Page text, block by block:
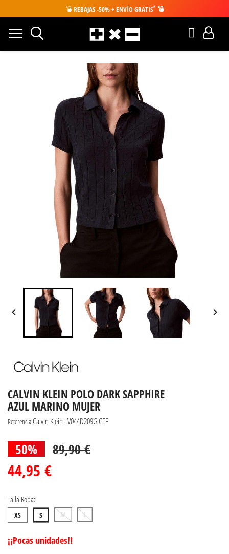
💣 REBAJAS -50% + ENVÍO GRATIS* 💣
 
CALVIN KLEIN POLO DARK SAPPHIRE
AZUL MARINO MUJER
Referencia Calvin Klein LV044D209G CEF
50% 89,90 €
44,95 €
Talla Ropa:
XS S M L
¡¡Pocas unidades!!